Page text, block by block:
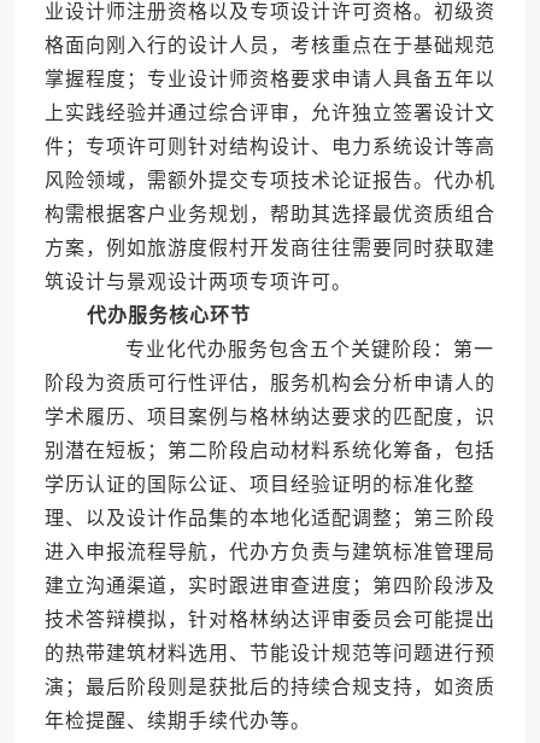
业设计师注册资格以及专项设计许可资格。初级资
格面向刚入行的设计人员，考核重点在于基础规范
掌握程度；专业设计师资格要求申请人具备五年以
上实践经验并通过综合评审，允许独立签署设计文
件；专项许可则针对结构设计、电力系统设计等高
风险领域，需额外提交专项技术论证报告。代办机
构需根据客户业务规划，帮助其选择最优资质组合
方案，例如旅游度假村开发商往往需要同时获取建
筑设计与景观设计两项专项许可。
代办服务核心环节
专业化代办服务包含五个关键阶段：第一
阶段为资质可行性评估，服务机构会分析申请人的
学术履历、项目案例与格林纳达要求的匹配度，识
别潜在短板；第二阶段启动材料系统化筹备，包括
学历认证的国际公证、项目经验证明的标准化整
理、以及设计作品集的本地化适配调整；第三阶段
进入申报流程导航，代办方负责与建筑标准管理局
建立沟通渠道，实时跟进审查进度；第四阶段涉及
技术答辩模拟，针对格林纳达评审委员会可能提出
的热带建筑材料选用、节能设计规范等问题进行预
演；最后阶段则是获批后的持续合规支持，如资质
年检提醒、续期手续代办等。